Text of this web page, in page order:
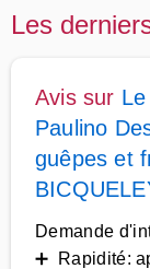
Les
Avis sur
Paulino
guêpes et
Demande
➕ Rapidité: